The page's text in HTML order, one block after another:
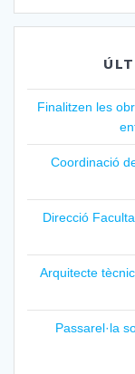
Finalitzen les
Coordinació
Direcció
Arquitecte
Passarel·la